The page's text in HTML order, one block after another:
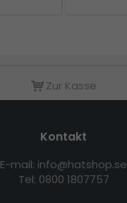
Zur Kasse
Kontakt
E-mail: info@hatshop.se
Tel: 0800 1807757